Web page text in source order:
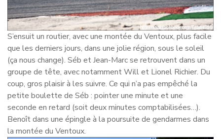
S’ensuit un routier, avec une montée du Ventoux, plus facile
que les derniers jours, dans une jolie région, sous le soleil
(ça nous change). Séb et Jean-Marc se retrouvent dans un
groupe de tête, avec notamment Will et Lionel Richier. Du
coup, gros plaisir à les suivre. Ce qui n’a pas empêché la
petite boulette de Séb : pointer une minute et une
seconde en retard (soit deux minutes comptabilisées…).
Benoît dans une épingle à la poursuite de gendarmes dans
la montée du Ventoux.